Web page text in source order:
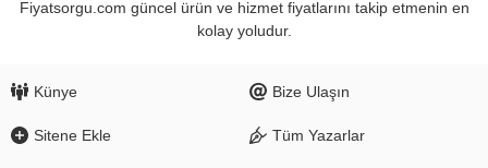
Fiyatsorgu.com güncel ürün ve hizmet fiyatlarını takip etmenin en
kolay yoludur.
Künye Bize Ulaşın
Sitene Ekle Tüm Yazarlar